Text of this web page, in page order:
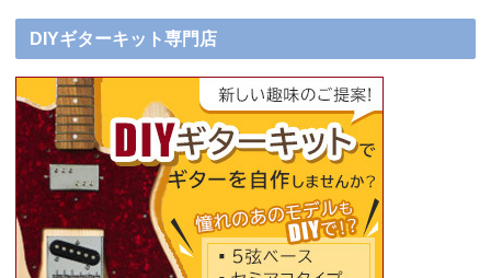
DIYギターキット専門店